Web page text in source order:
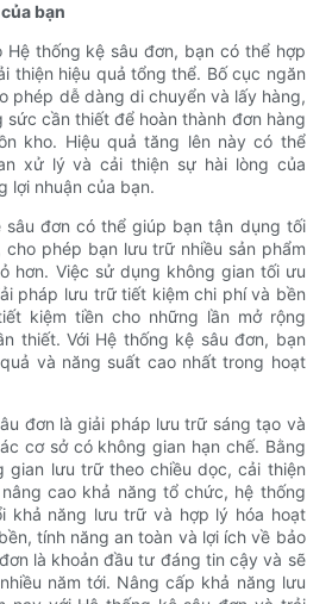
bạn
thống kệ sâu đơn, bạn có thể hợp
thiện hiệu quả tổng thể. Bố cục ngăn
phép dễ dàng di chuyển và lấy hàng,
sức cần thiết để hoàn thành đơn hàng
kho. Hiệu quả tăng lên này có thể
xử lý và cải thiện sự hài lòng của
lợi nhuận của bạn.
sâu đơn có thể giúp bạn tận dụng tối
phép bạn lưu trữ nhiều sản phẩm
hơn. Việc sử dụng không gian tối ưu
pháp lưu trữ tiết kiệm chi phí và bền
kiệm tiền cho những lần mở rộng
thiết. Với Hệ thống kệ sâu đơn, bạn
và năng suất cao nhất trong hoạt
đơn là giải pháp lưu trữ sáng tạo và
cơ sở có không gian hạn chế. Bằng
gian lưu trữ theo chiều dọc, cải thiện
cao khả năng tổ chức, hệ thống
khả năng lưu trữ và hợp lý hóa hoạt
tính năng an toàn và lợi ích về bảo
là khoản đầu tư đáng tin cậy và sẽ
năm tới. Nâng cấp khả năng lưu